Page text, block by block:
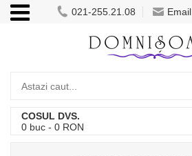
021-255.21.08 Email
COSUL DVS.
0 buc - 0 RON